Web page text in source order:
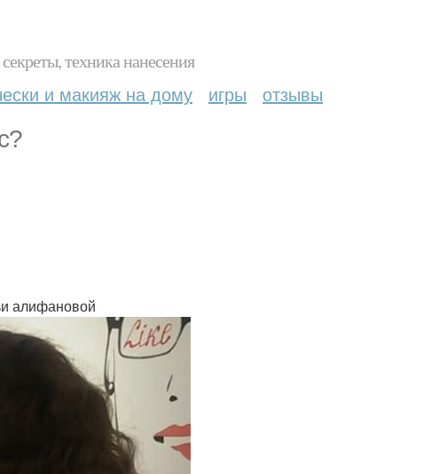
техника нанесения
и макияж на дому игры отзывы
алифановой